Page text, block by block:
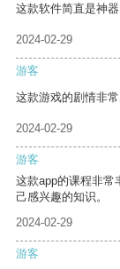
这款软件简直是神
2024-02-29
游客
这款游戏的剧情非
2024-02-29
游客
这款app的课程非常
己感兴趣的知识。
2024-02-29
游客